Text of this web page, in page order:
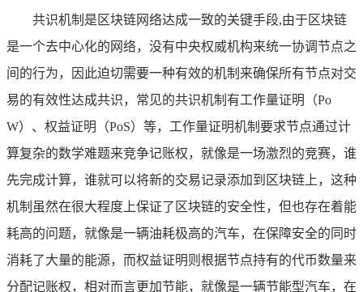
共识机制是区块链网络达成一致的关键手段,由于区块链
是一个去中心化的网络，没有中央权威机构来统一协调节点之
间的行为，因此迫切需要一种有效的机制来确保所有节点对交
易的有效性达成共识，常见的共识机制有工作量证明（Po
W）、权益证明（PoS）等，工作量证明机制要求节点通过计
算复杂的数学难题来竞争记账权，就像是一场激烈的竞赛，谁
先完成计算，谁就可以将新的交易记录添加到区块链上，这种
机制虽然在很大程度上保证了区块链的安全性，但也存在着能
耗高的问题，就像是一辆油耗极高的汽车，在保障安全的同时
消耗了大量的能源，而权益证明则根据节点持有的代币数量来
分配记账权，相对而言更加节能，就像是一辆节能型汽车，在